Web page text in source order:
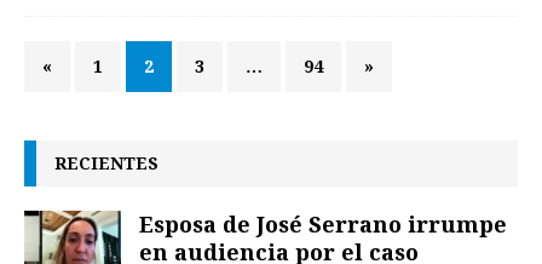
« 1 2 3 … 94 »
RECIENTES
Esposa de José Serrano irrumpe
en audiencia por el caso